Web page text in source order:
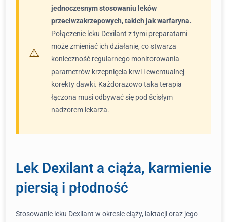
jednoczesnym stosowaniu leków
przeciwzakrzepowych, takich jak warfaryna.
Połączenie leku Dexilant z tymi preparatami
może zmieniać ich działanie, co stwarza
konieczność regularnego monitorowania
parametrów krzepnięcia krwi i ewentualnej
korekty dawki. Każdorazowo taka terapia
łączona musi odbywać się pod ścisłym
nadzorem lekarza.
Lek Dexilant a ciąża, karmienie
piersią i płodność
Stosowanie leku Dexilant w okresie ciąży, laktacji oraz jego